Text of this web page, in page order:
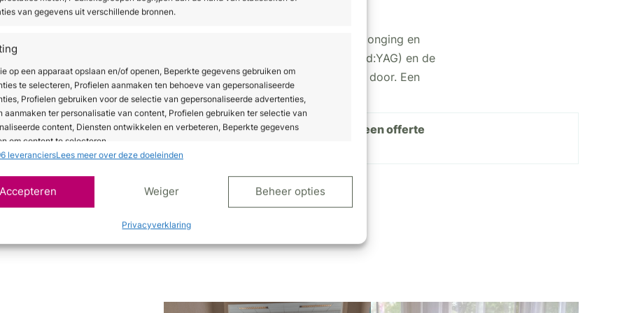
van gegevens uit verschillende bronnen.
op een apparaat opslaan en/of openen, Beperkte gegevens gebruiken om
te selecteren, Profielen aanmaken ten behoeve van gepersonaliseerde
Profielen gebruiken voor de selectie van gepersonaliseerde advertenties,
aanmaken ter personalisatie van content, Profielen gebruiken ter selectie van
content, Diensten ontwikkelen en verbeteren, Beperkte gegevens
om content te selecteren.
Altijd actief
uit andere gegevensbronnen met elkaar matchen en combineren,
leveranciersLees meer over deze doeleinden
Accepteren Weiger Beheer opties
Privacyverklaring
Meer informatie
biedt krachtige, pijnloze laserbehandelingen voor ontharing, huidverjonging en
Dankzij de dubbele golflengten (755 nm Alexandrite en 1064 nm Nd:YAG) en de
is het systeem geschikt voor alle huidtypes, het hele jaar door. Een
veelzijdige en veilige keuze voor elke moderne kliniek.
2. We plannen een afspraak 3. Ontvang een offerte